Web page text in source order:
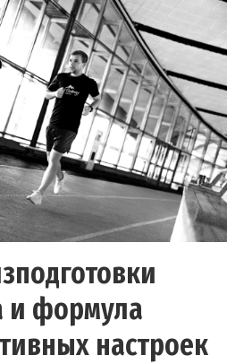
и формула
настроек